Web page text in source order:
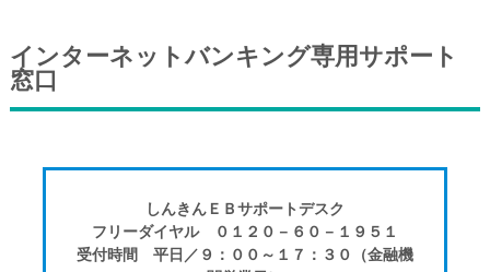
インターネットバンキング専用サポート
窓口
しんきんＥＢサポートデスク
フリーダイヤル ０１２０－６０－１９５１
受付時間 平日／９：００～１７：３０（金融機